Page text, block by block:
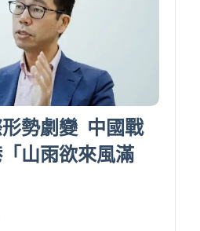
勢劇變 中國戰
山雨欲來風滿